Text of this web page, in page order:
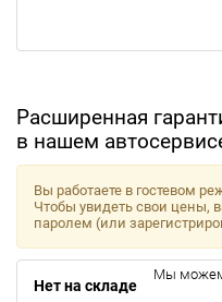
Расширенная
в нашем
Вы работаете в гостевом
Чтобы увидеть свои цены,
паролем (или
Нет на складе
Мы можем